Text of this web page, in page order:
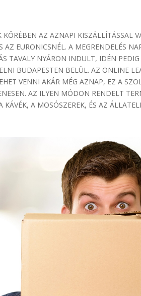
KÖRÉBEN AZ AZNAPI KISZÁLLÍTÁSSAL
AZ EURONICSNÉL. A MEGRENDELÉS
TAVALY NYÁRON INDULT, IDÉN PEDIG
BUDAPESTEN BELÜL. AZ ONLINE
VENNI AKÁR MÉG AZNAP, EZ A
AZ ILYEN MÓDON RENDELT
A MOSÓSZEREK, ÉS AZ